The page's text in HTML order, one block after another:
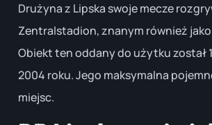
Drużyna z Lipska swoje mecze
Zentralstadion, znanym również jako
Obiekt ten oddany do użytku został
2004 roku. Jego maksymalna
miejsc.